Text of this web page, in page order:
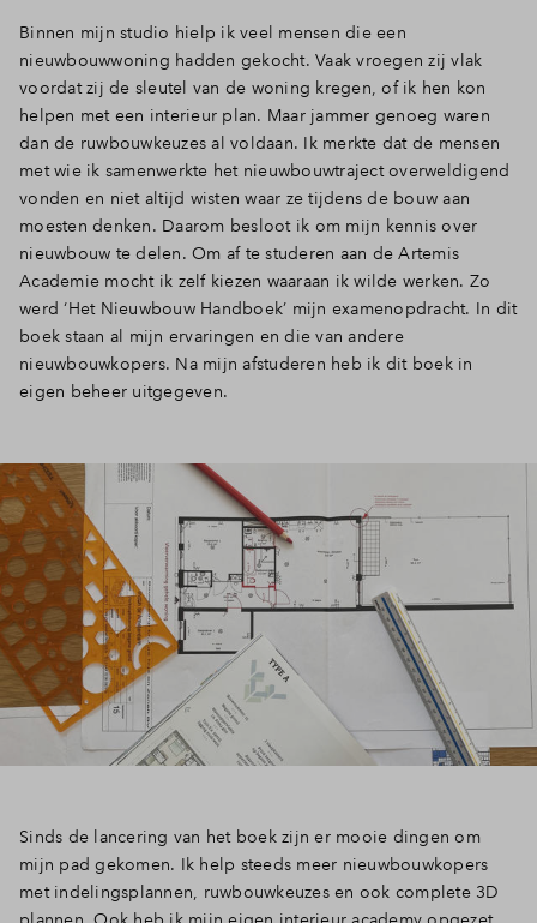
Binnen mijn studio hielp ik veel mensen die een
nieuwbouwwoning hadden gekocht. Vaak vroegen zij vlak
voordat zij de sleutel van de woning kregen, of ik hen kon
helpen met een interieur plan. Maar jammer genoeg waren
dan de ruwbouwkeuzes al voldaan. Ik merkte dat de mensen
met wie ik samenwerkte het nieuwbouwtraject overweldigend
vonden en niet altijd wisten waar ze tijdens de bouw aan
moesten denken. Daarom besloot ik om mijn kennis over
nieuwbouw te delen. Om af te studeren aan de Artemis
Academie mocht ik zelf kiezen waaraan ik wilde werken. Zo
werd ‘Het Nieuwbouw Handboek’ mijn examenopdracht. In dit
boek staan al mijn ervaringen en die van andere
nieuwbouwkopers. Na mijn afstuderen heb ik dit boek in
eigen beheer uitgegeven.
Sinds de lancering van het boek zijn er mooie dingen om
mijn pad gekomen. Ik help steeds meer nieuwbouwkopers
met indelingsplannen, ruwbouwkeuzes en ook complete 3D